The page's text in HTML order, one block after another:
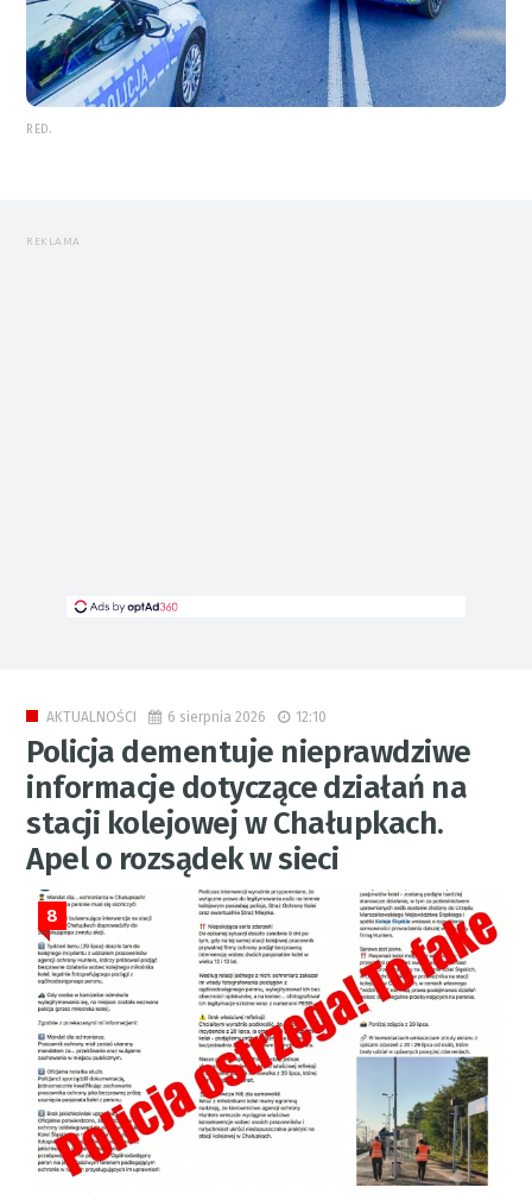
RED.
REKLAMA
AKTUALNOŚCI 6 sierpnia 2026 12:10
Policja dementuje nieprawdziwe
informacje dotyczące działań na
stacji kolejowej w Chałupkach.
Apel o rozsądek w sieci
8